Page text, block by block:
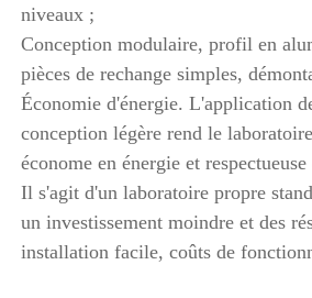
niveaux ;
Conception modulaire, profil en
Économie d'énergie. L'application
conception légère rend le
Il s'agit d'un laboratoire propre
un investissement moindre et des
installation facile, coûts de